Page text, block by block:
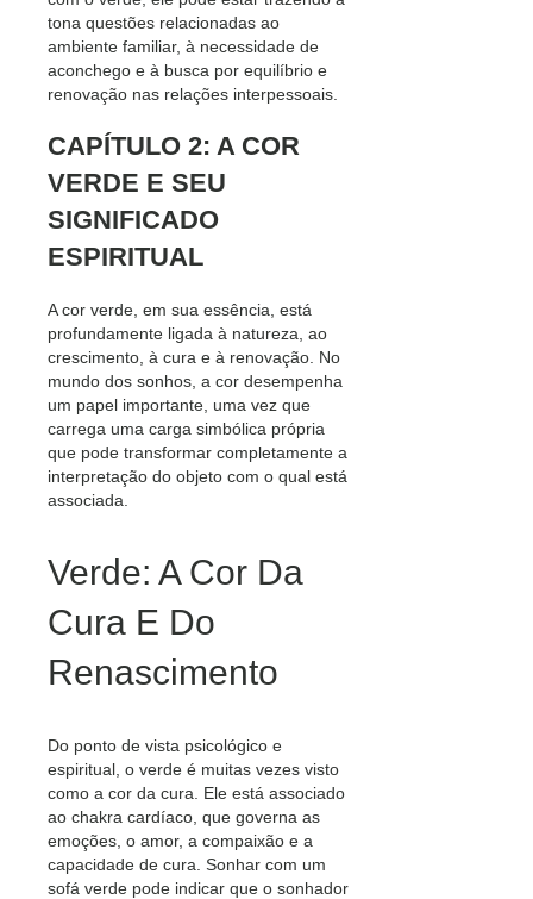
tona questões relacionadas ao
ambiente familiar, à necessidade de
aconchego e à busca por equilíbrio e
renovação nas relações interpessoais.
CAPÍTULO 2: A COR
VERDE E SEU
SIGNIFICADO
ESPIRITUAL
A cor verde, em sua essência, está
profundamente ligada à natureza, ao
crescimento, à cura e à renovação. No
mundo dos sonhos, a cor desempenha
um papel importante, uma vez que
carrega uma carga simbólica própria
que pode transformar completamente a
interpretação do objeto com o qual está
associada.
Verde: A Cor Da
Cura E Do
Renascimento
Do ponto de vista psicológico e
espiritual, o verde é muitas vezes visto
como a cor da cura. Ele está associado
ao chakra cardíaco, que governa as
emoções, o amor, a compaixão e a
capacidade de cura. Sonhar com um
sofá verde pode indicar que o sonhador